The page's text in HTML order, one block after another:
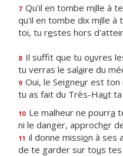
7 Qu'il en tombe mille à
qu'il en tombe dix mille à
toi, tu restes hors
8 Il suffit que tu ouvres
tu verras le salaire du
9 Oui, le Seigneur est ton
tu as fait du Très-Haut
10 Le malheur ne pourra
ni le danger, approcher
11 il donne mission à ses
de te garder sur tous tes